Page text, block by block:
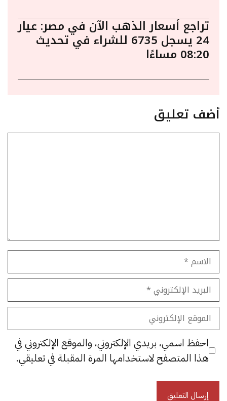
تراجع أسعار الذهب الآن في مصر: عيار
24 يسجل 6735 للشراء في تحديث
08:20 مساءًا
أضف تعليق
الاسم
البريد
الإلكتروني
الموقع
الإلكتروني
احفظ اسمي، بريدي الإلكتروني، والموقع الإلكتروني في
هذا المتصفح لاستخدامها المرة المقبلة في تعليقي.